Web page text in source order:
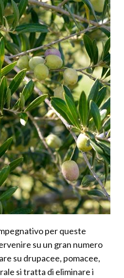
per queste
su un gran numero
su drupacee, pomacee,
si tratta di eliminare i